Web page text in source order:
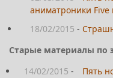
аниматроники
18/02/2015 -
Старые материалы по
14/02/2015 -
Пять